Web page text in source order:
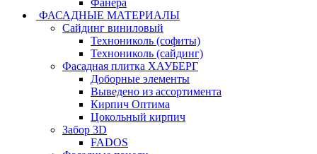
Фанера
ФАСАДНЫЕ МАТЕРИАЛЫ
Сайдинг виниловый
Технониколь (софиты)
Технониколь (сайдинг)
Фасадная плитка ХАУБЕРГ
Доборные элементы
Выведено из ассортимента
Кирпич Оптима
Цокольный кирпич
Забор 3D
FADOS